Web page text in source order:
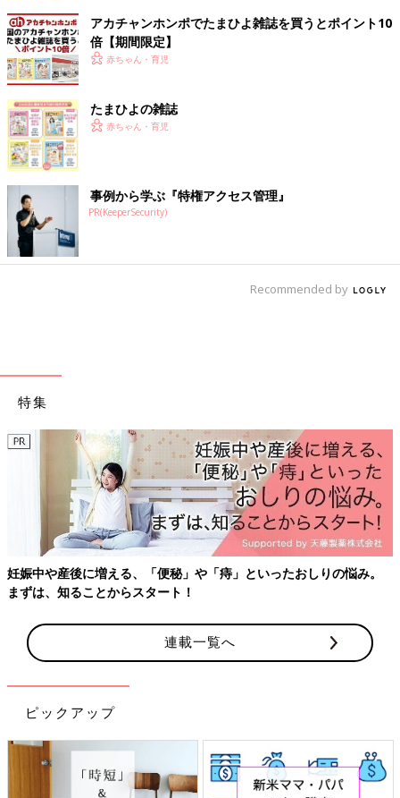
アカチャンホンポでたまひよ雑誌を買うとポイント10
倍【期間限定】
赤ちゃん・育児
たまひよの雑誌
赤ちゃん・育児
事例から学ぶ『特権アクセス管理』
PR(KeeperSecurity)
Recommended by
特集
約2000人のママ・パパが選んだ、マタニティ・出産準備・育児グッ
ズの口コミ人気ランキング！
連載一覧へ
ピックアップ